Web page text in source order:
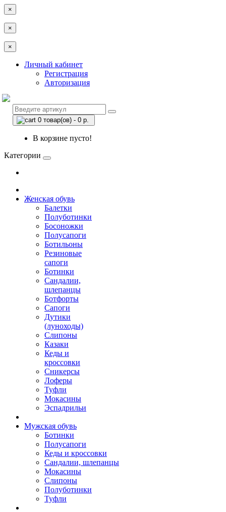
×
×
×
Личный кабинет
Регистрация
Авторизация
0 товар(ов) - 0 р.
В корзине пусто!
Категории
Женская обувь
Балетки
Полуботинки
Босоножки
Полусапоги
Ботильоны
Резиновые
сапоги
Ботинки
Сандалии,
шлепанцы
Ботфорты
Сапоги
Дутики
(луноходы)
Слипоны
Казаки
Кеды и
кроссовки
Сникерсы
Лоферы
Туфли
Мокасины
Эспадрильи
Мужская обувь
Ботинки
Полусапоги
Кеды и кроссовки
Сандалии, шлепанцы
Мокасины
Слипоны
Полуботинки
Туфли